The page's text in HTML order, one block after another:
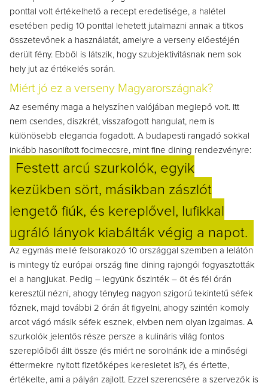
ponttal volt értékelhető a recept eredetisége, a halétel
esetében pedig 10 ponttal lehetett jutalmazni annak a titkos
összetevőnek a használatát, amelyre a verseny előestéjén
derült fény. Ebből is látszik, hogy szubjektivitásnak nem sok
hely jut az értékelés során.
Miért jó ez a verseny Magyarországnak?
Az esemény maga a helyszínen valójában meglepő volt. Itt
nem csendes, diszkrét, visszafogott hangulat, nem is
különösebb elegancia fogadott. A budapesti rangadó sokkal
inkább hasonlított focimeccsre, mint fine dining rendezvényre:
Festett arcú szurkolók, egyik
kezükben sört, másikban zászlót
lengető fiúk, és kereplővel, lufikkal
ugráló lányok kiabálták végig a napot.
Az egymás mellé felsorakozó 10 országgal szemben a lelátón
is mintegy tíz európai ország fine dining rajongói fogyasztották
el a hangjukat. Pedig – legyünk őszinték – öt és fél órán
keresztül nézni, ahogy tényleg nagyon szigorú tekintetű séfek
főznek, majd további 2 órán át figyelni, ahogy szintén komoly
arcot vágó másik séfek esznek, elvben nem olyan izgalmas. A
szurkolók jelentős része persze a kulináris világ fontos
szereplőiből állt össze (és miért ne sorolnánk ide a minőségi
éttermekre nyitott fizetőképes keresletet is?), és értette,
értékelte, ami a pályán zajlott. Ezzel szerencsére a szervezők is